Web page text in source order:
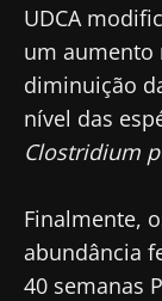
UDCA
um aumento
diminuição
nível das
Clostridium
Finalmente,
abundância
40 semanas